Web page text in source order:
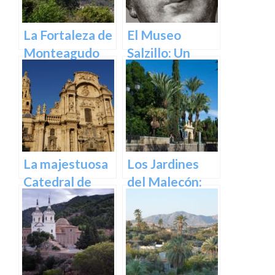
La Fortaleza de
Monteagudo
El Museo
Salzillo: Un
Tesoro de la
Escultura
Barroca en
España en
Murcia
La majestuosa
Catedral de
Murcia: un
tesoro
arquitectónico
y cultural
Los Jardines
del Malecón:
Ciudad.